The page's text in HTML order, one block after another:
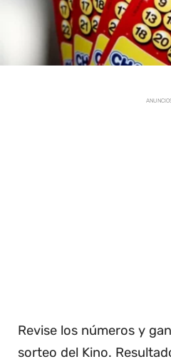
Revise los números y
sorteo del Kino.